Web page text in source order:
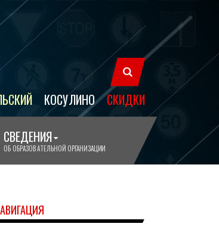
СВЕДЕНИЯ
ОБ ОБРАЗОВАТЕЛЬНОЙ ОРГАНИЗАЦИИ
КОСУЛИНО СКИДКИ